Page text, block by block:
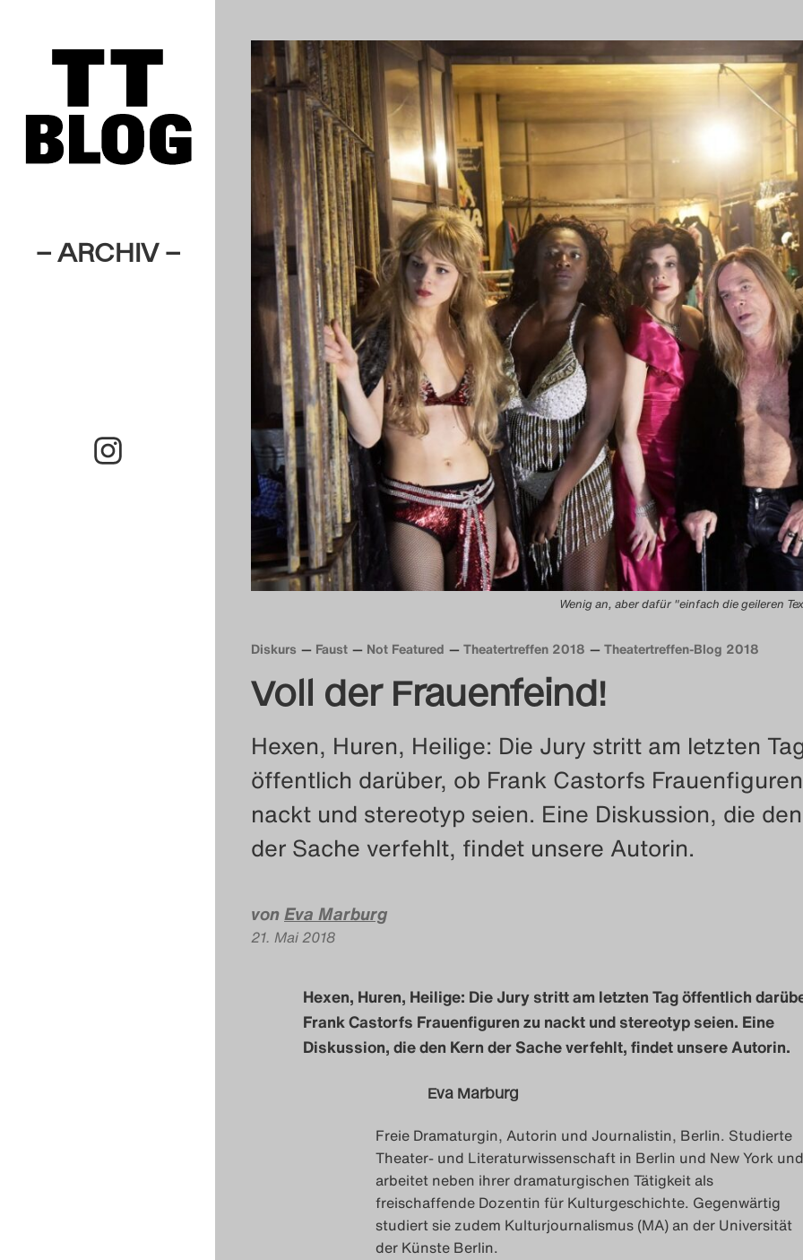
– ARCHIV –
Wenig an, aber dafür "einfach die geileren
Diskurs Faust Not Featured Theatertreffen 2018 Theatertreffen-Blog 2018
Voll der Frauenfeind!
Hexen, Huren, Heilige: Die Jury stritt am letzten
öffentlich darüber, ob Frank Castorfs
nackt und stereotyp seien. Eine Diskussion, die
der Sache verfehlt, findet unsere Autorin.
vonEva Marburg
21. Mai 2018
Hexen, Huren, Heilige: Die Jury stritt am letzten Tag öffentlich
Frank Castorfs Frauenfiguren zu nackt und stereotyp seien. Eine
Diskussion, die den Kern der Sache verfehlt, findet unsere Autorin.
Eva Marburg
Freie Dramaturgin, Autorin und Journalistin, Berlin. Studierte
Theater- und Literaturwissenschaft in Berlin und New York und
arbeitet neben ihrer dramaturgischen Tätigkeit als
freischaffende Dozentin für Kulturgeschichte. Gegenwärtig
studiert sie zudem Kulturjournalismus (MA) an der Universität
der Künste Berlin.